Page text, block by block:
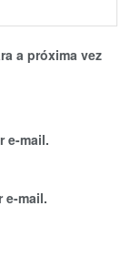
a próxima vez
e-mail.
e-mail.